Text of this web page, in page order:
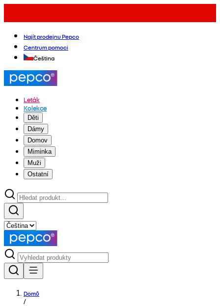
Najít prodejnu Pepco
Centrum pomoci
Čeština
Leták
Kolekce
Děti
Dámy
Domov
Miminka
Muži
Ostatní
Domů
/